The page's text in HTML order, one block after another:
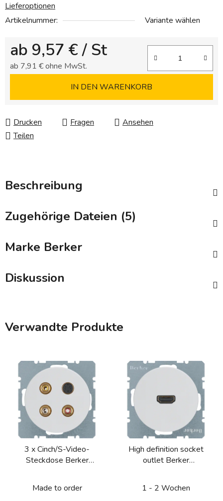
Lieferoptionen
Artikelnummer:
Variante wählen
ab 9,57 € / St
ab 7,91 €ohne MwSt.
IN DEN WARENKORB
Drucken Fragen
Ansehen
Teilen
Beschreibung
Zugehörige Dateien (5)
Marke Berker
Diskussion
Verwandte Produkte
3 x Cinch/S-Video-
Steckdose Berker
Made to order
High definition socket
outlet Berker
1 - 2 Wochen